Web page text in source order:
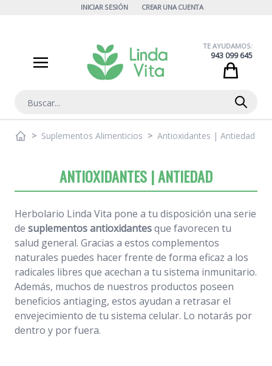
INICIAR SESIÓN CREAR UNA CUENTA
Buscar
TE AYUDAMOS:
943 099 645
> Suplementos Alimenticios > Antioxidantes | Antiedad
ANTIOXIDANTES | ANTIEDAD
Herbolario Linda Vita pone a tu disposición una serie
de suplementos antioxidantesque favorecen tu
salud general. Gracias a estos complementos
naturales puedes hacer frente de forma eficaz a los
radicales libres que acechan a tu sistema inmunitario.
Además, muchos de nuestros productos poseen
beneficios antiaging, estos ayudan a retrasar el
envejecimiento de tu sistema celular. Lo notarás por
dentro y por fuera.